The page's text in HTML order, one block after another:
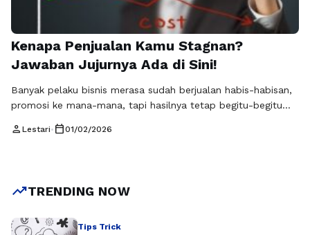
Kenapa Penjualan Kamu Stagnan?
Jawaban Jujurnya Ada di Sini!
Banyak pelaku bisnis merasa sudah berjualan habis-habisan,
promosi ke mana-mana, tapi hasilnya tetap begitu-begitu
melejitkan penjualan dan keuntungan justru semakin terbuka
cara membangun kepercayaan dan menarik perhatian calon
person Lestari• calendar_today01/02/2026
trending_upTRENDING NOW
Tips Trick